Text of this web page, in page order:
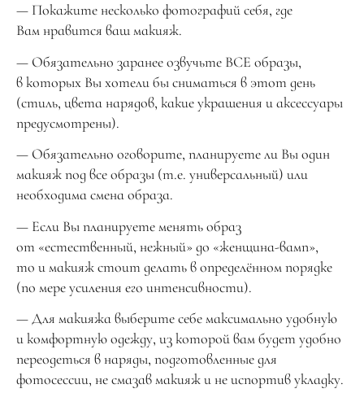
— Покажите несколько фотографий себя, где
Вам нравится ваш макияж.
— Обязательно заранее озвучьте ВСЕ образы,
в которых Вы хотели бы сниматься в этот день
(стиль, цвета нарядов, какие украшения и аксессуары
предусмотрены).
— Обязательно оговорите, планируете ли Вы один
макияж под все образы (т.е. универсальный) или
необходима смена образа.
— Если Вы планируете менять образ
от «естественный, нежный» до «женщина-вамп»,
то и макияж стоит делать в определённом порядке
(по мере усиления его интенсивности).
— Для макияжа выберите себе максимально удобную
и комфортную одежду, из которой вам будет удобно
переодеться в наряды, подготовленные для
фотосессии, не смазав макияж и не испортив укладку.